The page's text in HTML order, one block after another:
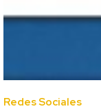
Redes Sociales